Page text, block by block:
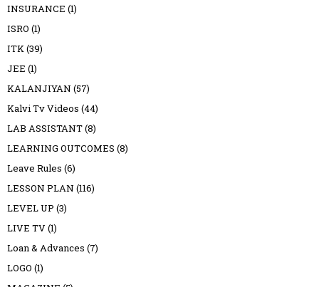
INSURANCE (1)
ISRO (1)
ITK(39)
JEE (1)
KALANJIYAN (57)
Kalvi Tv Videos (44)
LAB ASSISTANT(8)
LEARNING OUTCOMES (8)
Leave Rules (6)
LESSON PLAN (116)
LEVEL UP (3)
LIVE TV(1)
Loan & Advances (7)
LOGO (1)